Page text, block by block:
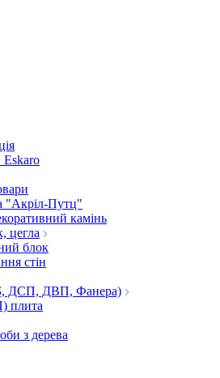
"Акріл-Путц"
камінь
цегла
блок
стін
ДСП, ДВП, Фанера)
плита
з дерева